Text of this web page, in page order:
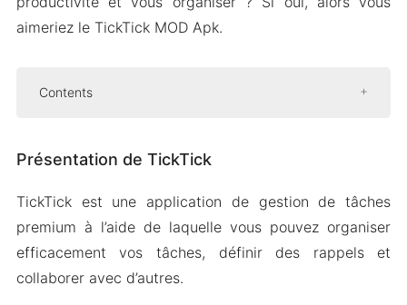
aimeriez le TickTick MOD Apk.
Contents
Gestion des tâches impressionnante
outils de collaboration
Rapports analytiques et mode focus
Mod Version APK de TickTick
Présentation de TickTick
TickTick est une application de gestion de tâches
premium à l’aide de laquelle vous pouvez organiser
efficacement vos tâches, définir des rappels et
collaborer avec d’autres.